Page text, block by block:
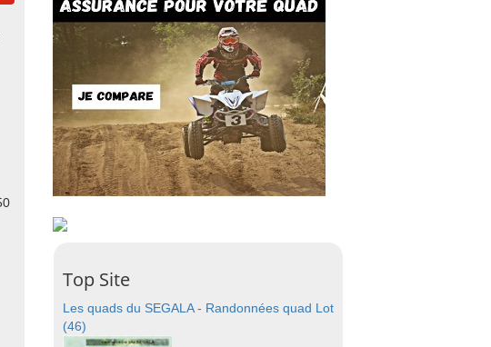
Top Site
Les quads du SEGALA - Randonnées quad Lot
(46)